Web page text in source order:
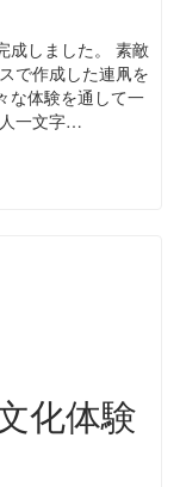
成しました。 素敵
で作成した連凧を
な体験を通して一
一文字…
化体験